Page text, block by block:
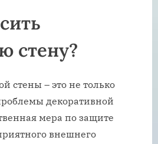
стену?
стены – это не только
декоративной
мера по защите
внешнего